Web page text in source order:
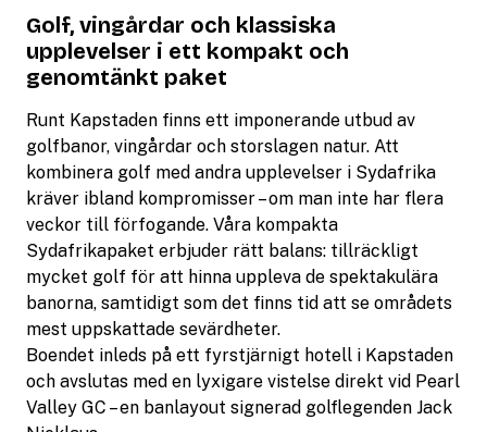
Golf, vingårdar och klassiska
upplevelser i ett kompakt och
genomtänkt paket
Runt Kapstaden finns ett imponerande utbud av
golfbanor, vingårdar och storslagen natur. Att
kombinera golf med andra upplevelser i Sydafrika
kräver ibland kompromisser – om man inte har flera
veckor till förfogande. Våra kompakta
Sydafrikapaket erbjuder rätt balans: tillräckligt
mycket golf för att hinna uppleva de spektakulära
banorna, samtidigt som det finns tid att se områdets
mest uppskattade sevärdheter.
Boendet inleds på ett fyrstjärnigt hotell i Kapstaden
och avslutas med en lyxigare vistelse direkt vid Pearl
Valley GC – en banlayout signerad golflegenden Jack